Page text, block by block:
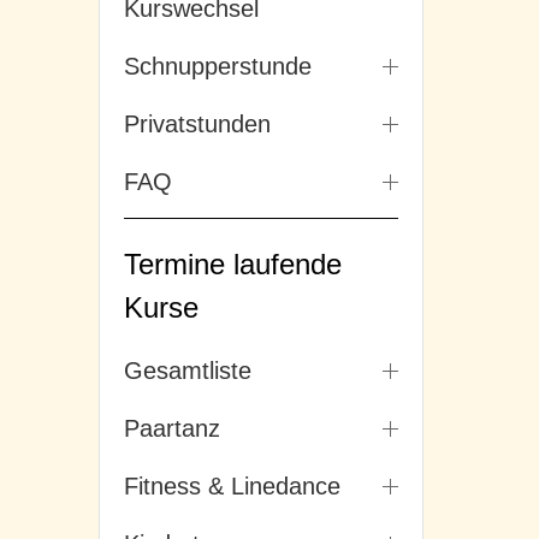
Kurswechsel
Schnupperstunde
Privatstunden
FAQ
Termine laufende
Kurse
Gesamtliste
Paartanz
Fitness & Linedance